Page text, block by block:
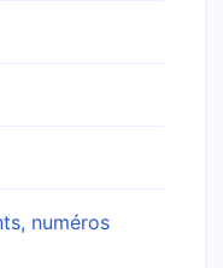
numéros